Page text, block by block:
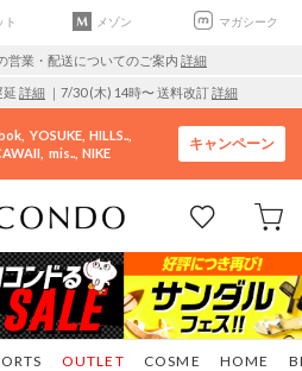
ト メゾン マガシーク
営業・配送についてのご案内 詳細
延 詳細 ｜7/30 (木) 14時〜 送料改訂詳細
YOSUKE HILLS..
mis.. NIKE
キャンペーン
COSME HOME
OUTLET